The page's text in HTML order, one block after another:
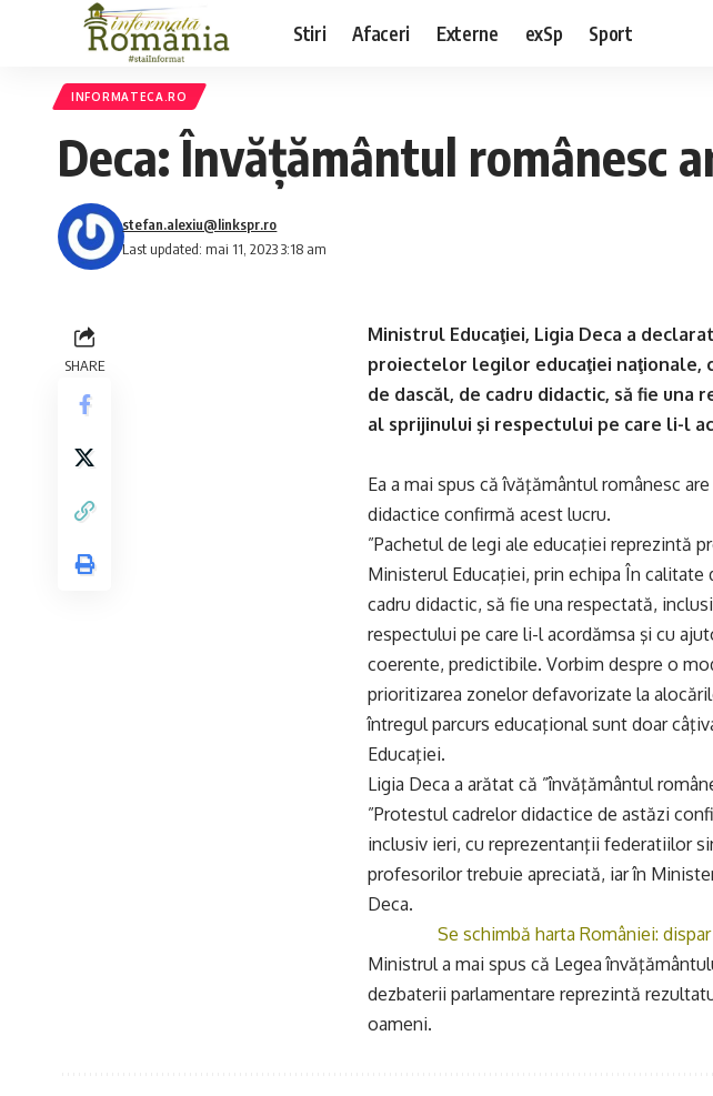
Stiri Afaceri Externe exSp Sport
INFORMATECA.RO
Deca: Învăţământul românesc
Last updated: mai 11, 2023 3:18 am
stefan.alexiu@linkspr.ro
SHARE
Ministrul Educaţiei, Ligia Deca a
proiectelor legilor educaţiei naţionale,
de dascăl, de cadru didactic, să fie
al sprijinului şi respectului pe care li-l
Ea a mai spus că îvăţământul românesc
didactice confirmă acest lucru.
”Pachetul de legi ale educaţiei reprezintă
Ministerul Educaţiei, prin echipa În
cadru didactic, să fie una respectată,
respectului pe care li-l acordămsa şi cu
coerente, predictibile. Vorbim despre o
prioritizarea zonelor defavorizate la
întregul parcurs educaţional sunt doar
Educaţiei.
Ligia Deca a arătat că ”învăţământul
”Protestul cadrelor didactice de astăzi
inclusiv ieri, cu reprezentanţii federatiilor
profesorilor trebuie apreciată, iar în
Deca.
Se schimbă harta României:
Ministrul a mai spus că Legea
dezbaterii parlamentare reprezintă
oameni.